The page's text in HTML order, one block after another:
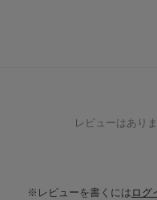
レビューはありま
※レビューを書くには ログ